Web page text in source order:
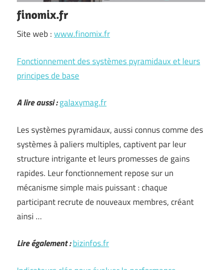
finomix.fr
Site web :www.finomix.fr
Fonctionnement des systèmes pyramidaux et leurs
principes de base
A lire aussi :galaxymag.fr
Les systèmes pyramidaux, aussi connus comme des
systèmes à paliers multiples, captivent par leur
structure intrigante et leurs promesses de gains
rapides. Leur fonctionnement repose sur un
mécanisme simple mais puissant : chaque
participant recrute de nouveaux membres, créant
ainsi …
Lire également :bizinfos.fr